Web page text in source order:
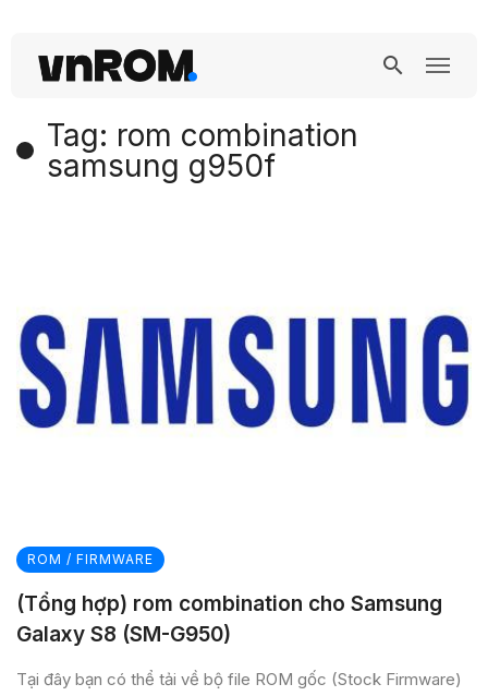
Tag: rom combination
samsung g950f
ROM / FIRMWARE
(Tổng hợp) rom combination cho Samsung
Galaxy S8 (SM-G950)
Tại đây bạn có thể tải về bộ file ROM gốc (Stock Firmware)